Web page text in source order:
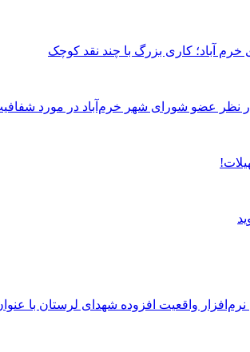
نظر عضو شورای شهر خرم‌آباد در مورد
نرم‌افزار واقعیت افزوده شهدای لرستان با